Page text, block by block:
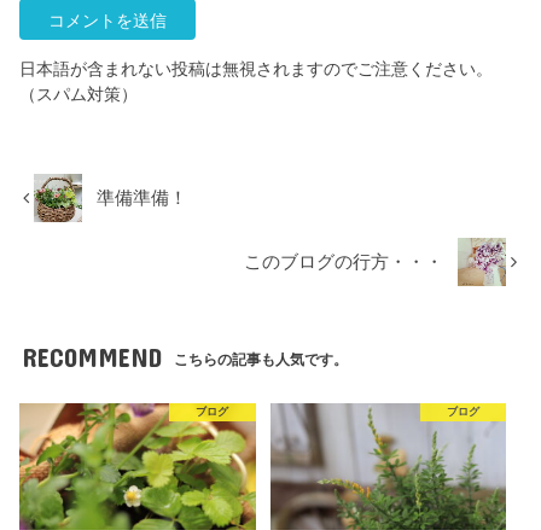
日本語が含まれない投稿は無視されますのでご注意ください。
（スパム対策）
準備準備！
このブログの行方・・・
RECOMMEND こちらの記事も人気です。
ブログ ブログ